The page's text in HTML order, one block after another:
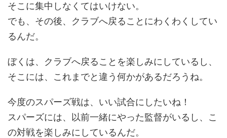
そこに集中しなくてはいけない。
でも、その後、クラブへ戻ることにわくわくしてい
るんだ。
ぼくは、クラブへ戻ることを楽しみにしているし、
そこには、これまでと違う何かがあるだろうね。
今度のスパーズ戦は、いい試合にしたいね！
スパーズには、以前一緒にやった監督がいるし、こ
の対戦を楽しみにしているんだ。